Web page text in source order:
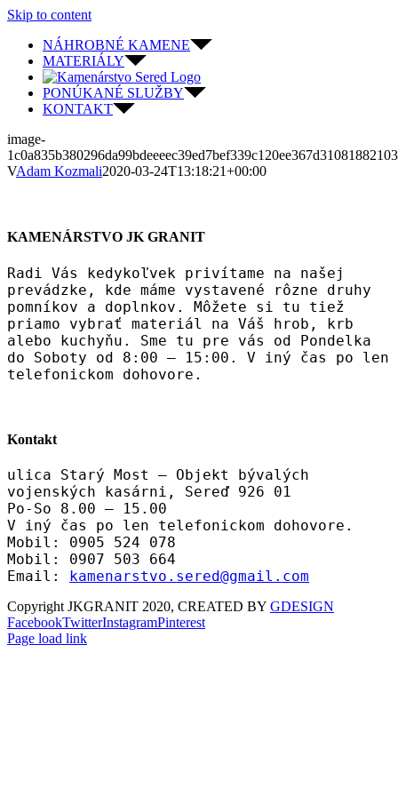
Skip to content
NÁHROBNÉ KAMENE
MATERIÁLY
PONÚKANÉ SLUŽBY
KONTAKT
image-
VAdam Kozmali2020-03-24T13:18:21+00:00
KAMENÁRSTVO JK GRANIT
Radi Vás kedykoľvek privítame na našej
prevádzke, kde máme vystavené rôzne druhy
pomníkov a doplnkov. Môžete si tu tiež
priamo vybrať materiál na Váš hrob, krb
alebo kuchyňu. Sme tu pre vás od Pondelka
do Soboty od 8:00 – 15:00. V iný čas po len
telefonickom dohovore.
Kontakt
ulica Starý Most – Objekt bývalých
vojenských kasárni, Sereď 926 01
Po-So 8.00 – 15.00
V iný čas po len telefonickom dohovore.
Mobil: 0905 524 078
Mobil: 0907 503 664
Email: kamenarstvo.sered@gmail.com
Copyright JKGRANIT 2020, CREATED BY GDESIGN
FacebookTwitterInstagramPinterest
Page load link